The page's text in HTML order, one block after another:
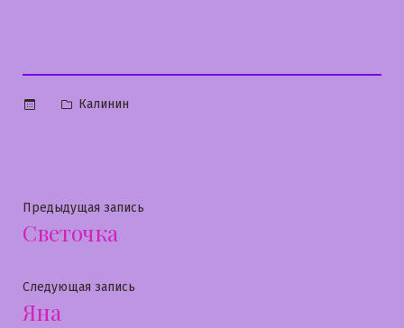
Опубликовано
Калинин
Навигация
по
записям
Предыдущая запись
Светочка
Следующая запись
Яна